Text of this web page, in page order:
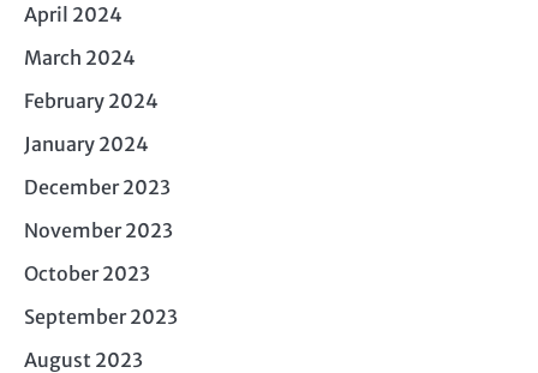
April 2024
March 2024
February 2024
January 2024
December 2023
November 2023
October 2023
September 2023
August 2023